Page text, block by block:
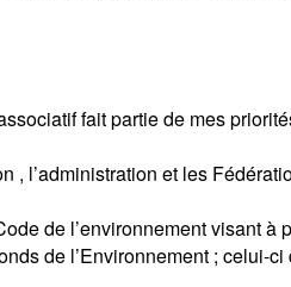
fait partie de mes
, l’administration et les
de l’environnement visant à
de l’Environnement ; celui-